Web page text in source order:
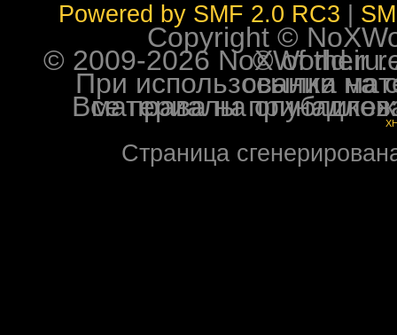
Powered by SMF 2.0 RC3
Copyright ©
© 2009-2026 NoXWorld.ru. All
При использовании
Все права на опубликованные на форуме
Страница